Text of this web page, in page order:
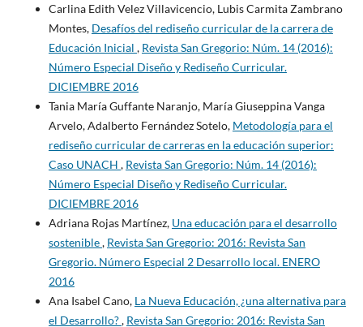
Carlina Edith Velez Villavicencio, Lubis Carmita Zambrano
Montes, Desafíos del rediseño curricular de la carrera de
Educación Inicial , Revista San Gregorio: Núm. 14 (2016):
Número Especial Diseño y Rediseño Curricular.
DICIEMBRE 2016
Tania María Guffante Naranjo, María Giuseppina Vanga
Arvelo, Adalberto Fernández Sotelo, Metodología para el
rediseño curricular de carreras en la educación superior:
Caso UNACH , Revista San Gregorio: Núm. 14 (2016):
Número Especial Diseño y Rediseño Curricular.
DICIEMBRE 2016
Adriana Rojas Martínez, Una educación para el desarrollo
sostenible, Revista San Gregorio: 2016: Revista San
Gregorio. Número Especial 2 Desarrollo local. ENERO
2016
Ana Isabel Cano, La Nueva Educación, ¿una alternativa para
el Desarrollo?, Revista San Gregorio: 2016: Revista San